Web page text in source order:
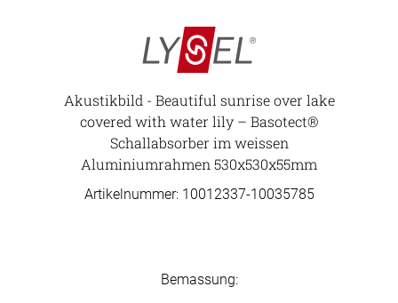
Akustikbild - Beautiful sunrise over lake
covered with water lily – Basotect®
Schallabsorber im weissen
Aluminiumrahmen 530x530x55mm
Artikelnummer: 10012337-10035785
Bemassung: